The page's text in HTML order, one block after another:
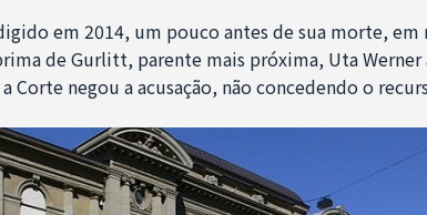
em 2014, um pouco antes de sua morte,
de Gurlitt, parente mais próxima, Uta
Corte negou a acusação, não concedendo o